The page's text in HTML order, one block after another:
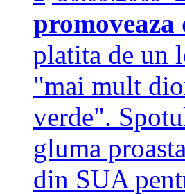
platita de un
"mai mult
verde".
gluma
din SUA